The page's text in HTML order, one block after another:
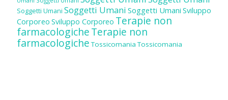
Soggetti Umani Soggetti Umani Soggetti Umani Sviluppo
Corporeo Sviluppo Corporeo Terapie non
farmacologicheTerapie non
farmacologiche Tossicomania Tossicomania